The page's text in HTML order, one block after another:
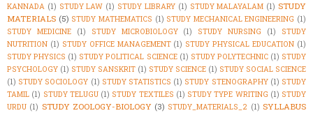
KANNADA (1) STUDY LAW (1) STUDY LIBRARY (1) STUDY MALAYALAM (1) STUDY
MATERIALS (5) STUDY MATHEMATICS (1) STUDY MECHANICAL ENGINEERING (1)
STUDY MEDICINE
(1) STUDY MICROBIOLOGY (1) STUDY NURSING (1)
STUDY
NUTRITION (1) STUDY OFFICE MANAGEMENT (1) STUDY PHYSICAL EDUCATION (1)
STUDY PHYSICS (1) STUDY POLITICAL SCIENCE (1) STUDY POLYTECHNIC (1) STUDY
PSYCHOLOGY (1) STUDY SANSKRIT (1) STUDY SCIENCE (1) STUDY SOCIAL SCIENCE
(1) STUDY SOCIOLOGY (1) STUDY STATISTICS (1) STUDY STENOGRAPHY (1) STUDY
TAMIL (1) STUDY TELUGU (1) STUDY TEXTILES (1) STUDY TYPE WRITING (1) STUDY
URDU (1) STUDY ZOOLOGY-BIOLOGY (3) STUDY_MATERIALS_2 (1) SYLLABUS